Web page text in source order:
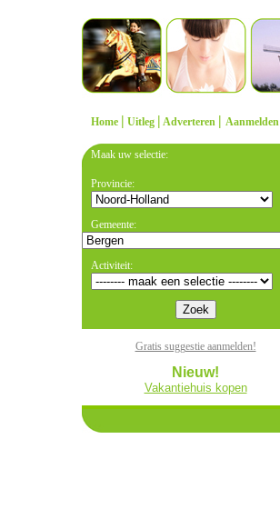
Home | Uitleg | Adverteren | Aanmelden
Maak uw selectie:
Provincie:
Gemeente:
Activiteit:
Gratis suggestie aanmelden!
Nieuw!
Vakantiehuis kopen